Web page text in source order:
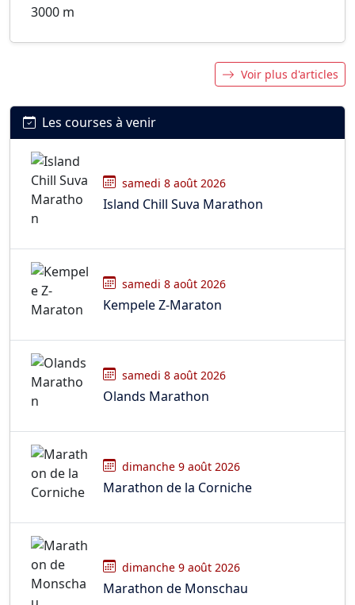
Voir plus d'articles
Les courses à venir
samedi 8 août 2026
Island Chill Suva Marathon
samedi 8 août 2026
Kempele Z-Maraton
samedi 8 août 2026
Olands Marathon
dimanche 9 août 2026
Marathon de la Corniche
dimanche 9 août 2026
Marathon de Monschau